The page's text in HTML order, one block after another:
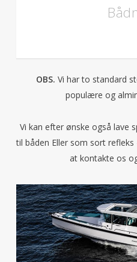
OBS. Vi har to standard
populære og
Vi kan efter ønske også lave
til båden Eller som sort
at kontakte os